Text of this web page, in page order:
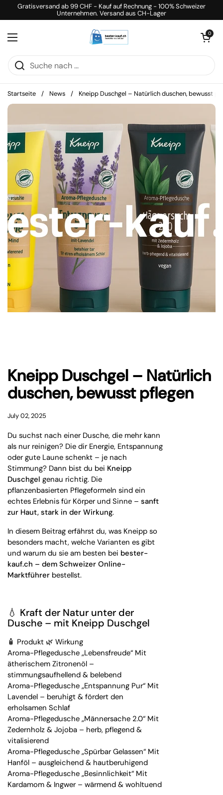
Zum Inhalt springen
Gratisversand ab 99 CHF - Kauf auf Rechnung - 100% Schweizer
Unternehmen. Versand aus CH-Lager
Menü öffnen
Warenkorb
0
Startseite / News / Kneipp Duschgel – Natürlich duschen, bewusst
Kneipp Duschgel – Natürlich
duschen, bewusst pflegen
July 02, 2025
Du suchst nach einer Dusche, die mehr kann
als nur reinigen? Die dir Energie, Entspannung
oder gute Laune schenkt – je nach
Stimmung? Dann bist du bei Kneipp
Duschgel genau richtig. Die
pflanzenbasierten Pflegeformeln sind ein
echtes Erlebnis für Körper und Sinne – sanft
zur Haut, stark in der Wirkung.
In diesem Beitrag erfährst du, was Kneipp so
besonders macht, welche Varianten es gibt
und warum du sie am besten bei bester-
kauf.ch – dem Schweizer Online-
Marktführer bestellst.
💧 Kraft der Natur unter der
Dusche – mit Kneipp Duschgel
🧴 Produkt 🌿 Wirkung
Aroma-Pflegedusche „Lebensfreude“ Mit
ätherischem Zitronenöl –
stimmungsaufhellend & belebend
Aroma-Pflegedusche „Entspannung Pur“ Mit
Lavendel – beruhigt & fördert den
erholsamen Schlaf
Aroma-Pflegedusche „Männersache 2.0“ Mit
Zedernholz & Jojoba – herb, pflegend &
vitalisierend
Aroma-Pflegedusche „Spürbar Gelassen“ Mit
Hanföl – ausgleichend & hautberuhigend
Aroma-Pflegedusche „Besinnlichkeit“ Mit
Kardamom & Ingwer – wärmend & wohltuend